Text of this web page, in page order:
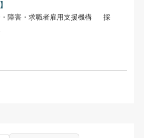
障害・求職者雇用支援機構
採